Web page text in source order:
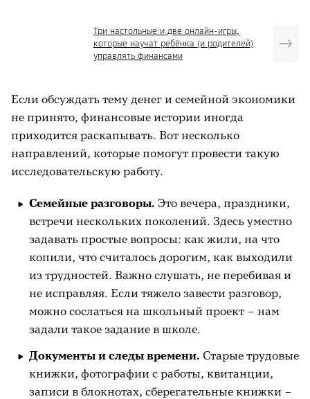
Три настольные и две онлайн-игры,
которые научат ребёнка (и родителей)
управлять финансами
Если обсуждать тему денег и семейной экономики
не принято, финансовые истории иногда
приходится раскапывать. Вот несколько
направлений, которые помогут провести такую
исследовательскую работу.
Семейные разговоры. Это вечера, праздники,
встречи нескольких поколений. Здесь уместно
задавать простые вопросы: как жили, на что
копили, что считалось дорогим, как выходили
из трудностей. Важно слушать, не перебивая и
не исправляя. Если тяжело завести разговор,
можно сослаться на школьный проект – нам
задали такое задание в школе.
Документы и следы времени. Старые трудовые
книжки, фотографии с работы, квитанции,
записи в блокнотах, сберегательные книжки –